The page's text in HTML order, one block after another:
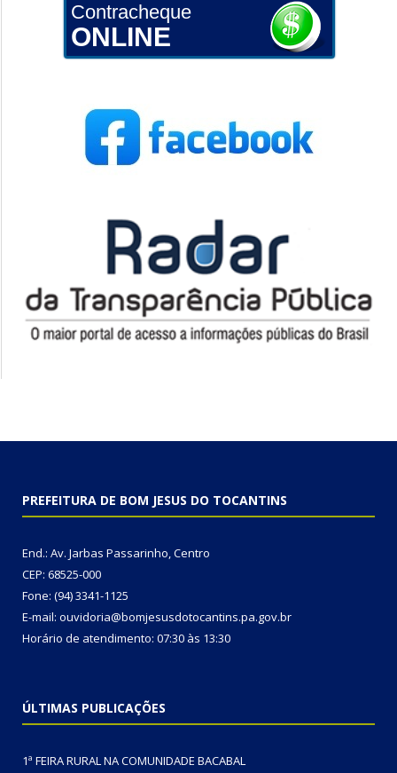
Contracheque
ONLINE
PREFEITURA DE BOM JESUS DO TOCANTINS
End.: Av. Jarbas Passarinho, Centro
CEP: 68525-000
Fone: (94) 3341-1125
E-mail: ouvidoria@bomjesusdotocantins.pa.gov.br
Horário de atendimento: 07:30 às 13:30
ÚLTIMAS PUBLICAÇÕES
1ª FEIRA RURAL NA COMUNIDADE BACABAL